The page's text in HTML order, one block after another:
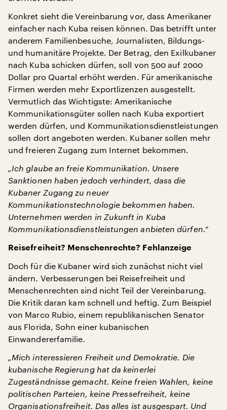
Konkret sieht die Vereinbarung vor, dass Amerikaner
einfacher nach Kuba reisen können. Das betrifft unter
anderem Familienbesuche, Journalisten, Bildungs-
und humanitäre Projekte. Der Betrag, den Exilkubaner
nach Kuba schicken dürfen, soll von 500 auf 2000
Dollar pro Quartal erhöht werden. Für amerikanische
Firmen werden mehr Exportlizenzen ausgestellt.
Vermutlich das Wichtigste: Amerikanische
Kommunikationsgüter sollen nach Kuba exportiert
werden dürfen, und Kommunikationsdienstleistungen
sollen dort angeboten werden. Kubaner sollen mehr
und freieren Zugang zum Internet bekommen.
„Ich glaube an freie Kommunikation. Unsere
Sanktionen haben jedoch verhindert, dass die
Kubaner Zugang zu neuer
Kommunikationstechnologie bekommen haben.
Unternehmen werden in Zukunft in Kuba
Kommunikationsdienstleistungen anbieten dürfen.“
Reisefreiheit? Menschenrechte? Fehlanzeige
Doch für die Kubaner wird sich zunächst nicht viel
ändern. Verbesserungen bei Reisefreiheit und
Menschenrechten sind nicht Teil der Vereinbarung.
Die Kritik daran kam schnell und heftig. Zum Beispiel
von Marco Rubio, einem republikanischen Senator
aus Florida, Sohn einer kubanischen
Einwandererfamilie.
„Mich interessieren Freiheit und Demokratie. Die
kubanische Regierung hat da keinerlei
Zugeständnisse gemacht. Keine freien Wahlen, keine
politischen Parteien, keine Pressefreiheit, keine
Organisationsfreiheit. Das alles ist ausgespart. Und